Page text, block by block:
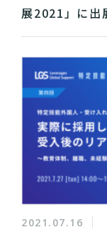
展2021」に出
2021.07.16